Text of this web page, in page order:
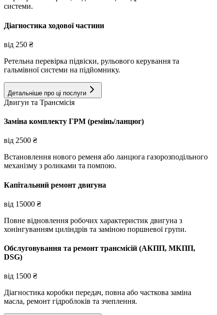
системи.
Діагностика ходової частини
від 250 ₴
Ретельна перевірка підвіски, рульового керування та
гальмівної системи на підйомнику.
Детальніше про ці послуги
Двигун та Трансмісія
Заміна комплекту ГРМ (ремінь/ланцюг)
від 2500 ₴
Встановлення нового ременя або ланцюга газорозподільного
механізму з роликами та помпою.
Капітальний ремонт двигуна
від 15000 ₴
Повне відновлення робочих характеристик двигуна з
хонінгуванням циліндрів та заміною поршневої групи.
Обслуговування та ремонт трансмісій (АКПП, МКПП,
DSG)
від 1500 ₴
Діагностика коробки передач, повна або часткова заміна
масла, ремонт гідроблоків та зчеплення.